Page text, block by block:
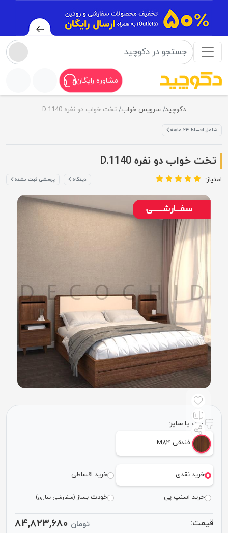
مشاوره رایگان
دکوچید سرویس خواب تخت خواب دو نفره D.1140
شامل اقساط ۲۴ ماهه
تخت خواب دو نفره D.1140
امتیاز: دیدگاه پرسشی ثبت نشده
رنگ یا سایز:
فندقی M۸۴
خرید نقدی خرید اقساطی
خرید اسنپ پی خودت بساز(سفارشی سازی)
قیمت: تومان ۸۴,۸۲۳,۶۸۰